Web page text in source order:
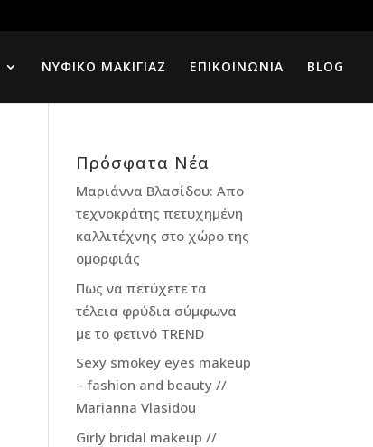
ΝΥΦΙΚΟ ΜΑΚΙΓΙΑΖ ΕΠΙΚΟΙΝΩΝΙΑ BLOG
Πρόσφατα Νέα
Μαριάννα Βλασίδου: Απο
τεχνοκράτης πετυχημένη
καλλιτέχνης στο χώρο της
ομορφιάς
Πως να πετύχετε τα
τέλεια φρύδια σύμφωνα
με το φετινό TREND
Sexy smokey eyes makeup
– fashion and beauty //
Marianna Vlasidou
Girly bridal makeup //